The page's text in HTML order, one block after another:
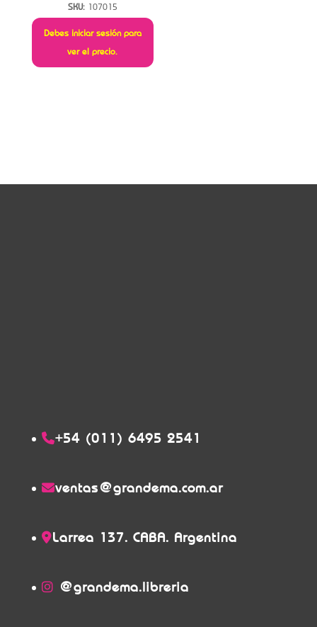
SKU: 107015
Debes iniciar sesión para
ver el precio.
+54 (011) 6495 2541
ventas@grandema.com.ar
Larrea 137. CABA. Argentina
@grandema.libreria